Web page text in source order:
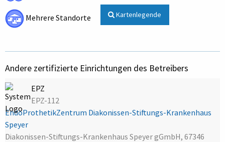
Mehrere Standorte Kartenlegende
Andere zertifizierte Einrichtungen des Betreibers
EPZ
EPZ-112
EndoProthetikZentrum Diakonissen-Stiftungs-Krankenhaus
Speyer
Diakonissen-Stiftungs-Krankenhaus Speyer gGmbH, 67346